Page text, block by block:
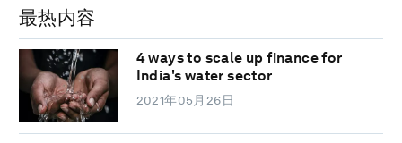
最热内容
4 ways to scale up finance for
India's water sector
2021年05月26日